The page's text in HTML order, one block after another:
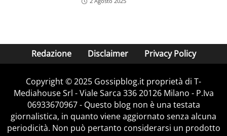
Redazione Disclaimer Privacy Policy
Copyright © 2025 Gossipblog.it proprietà di T-
Mediahouse Srl - Viale Sarca 336 20126 Milano - P.Iva
06933670967 - Questo blog non è una testata
giornalistica, in quanto viene aggiornato senza alcuna
periodicità. Non può pertanto considerarsi un prodotto